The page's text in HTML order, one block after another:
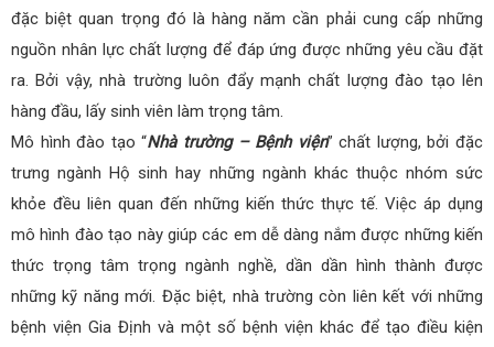
đặc biệt quan trọng đó là hàng năm cần phải cung cấp những
nguồn nhân lực chất lượng để đáp ứng được những yêu cầu đặt
ra. Bởi vậy, nhà trường luôn đẩy mạnh chất lượng đào tạo lên
hàng đầu, lấy sinh viên làm trọng tâm.
Mô hình đào tạo “Nhà trường – Bệnh viện” chất lượng, bởi đặc
trưng ngành Hộ sinh hay những ngành khác thuộc nhóm sức
khỏe đều liên quan đến những kiến thức thực tế. Việc áp dụng
mô hình đào tạo này giúp các em dễ dàng nắm được những kiến
thức trọng tâm trọng ngành nghề, dần dần hình thành được
những kỹ năng mới. Đặc biệt, nhà trường còn liên kết với những
bệnh viện Gia Định và một số bệnh viện khác để tạo điều kiện